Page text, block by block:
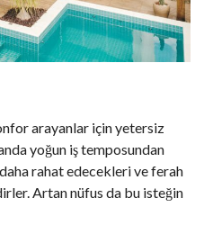
arayanlar için yetersiz
yoğun iş temposundan
rahat edecekleri ve ferah
Artan nüfus da bu isteğin